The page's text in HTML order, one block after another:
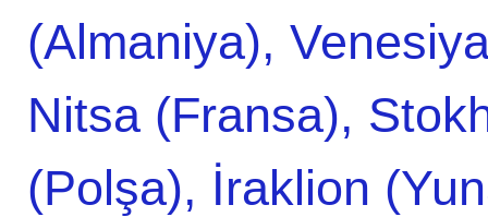
(Almaniya),
Nitsa (Fransa),
(Polşa), İraklion